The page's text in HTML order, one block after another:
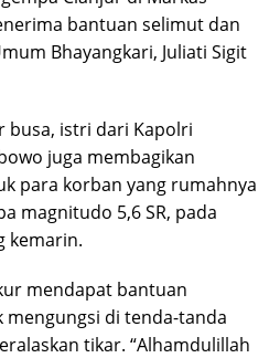
bantuan selimut dan
Bhayangkari, Juliati Sigit
busa, istri dari Kapolri
juga membagikan
para korban yang rumahnya
magnitudo 5,6 SR, pada
kemarin.
mendapat bantuan
mengungsi di tenda-tanda
tikar. “Alhamdulillah